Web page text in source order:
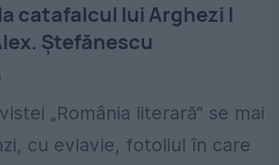
catafalcul lui Arghezi |
Ştefănescu
„România literară” se mai
cu evlavie, fotoliul în care